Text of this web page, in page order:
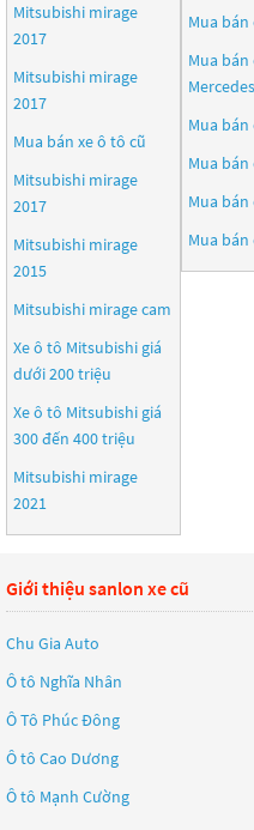
Mitsubishi mirage
2017
Mitsubishi mirage
2017
Mua bán xe ô tô cũ
Mitsubishi mirage
2017
Mitsubishi mirage
2015
Mitsubishi mirage cam
Xe ô tô Mitsubishi giá
dưới 200 triệu
Xe ô tô Mitsubishi giá
300 đến 400 triệu
Mitsubishi mirage
2021
Mua bán
Mua bán
Mercedes
Mua bán
Mua bán
Mua bán
Mua bán
Giới thiệu sanlon xe cũ
Chu Gia Auto
Ô tô Nghĩa Nhân
Ô Tô Phúc Đông
Ô tô Cao Dương
Ô tô Mạnh Cường